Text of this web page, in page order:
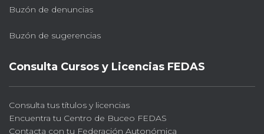
Buzón de denuncias
Buzón de sugerencias
Consulta Cursos y Licencias FEDAS
Consulta tus títulos y licencias
Encuentra tu Centro de Buceo FEDAS
Contacta con tu Federación Autonómica